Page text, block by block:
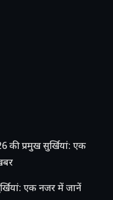
की प्रमुख सुर्खियां: एक
एक नजर में जानें